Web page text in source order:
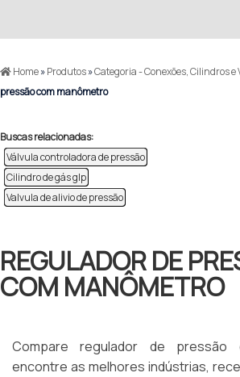
Home»Produtos»Categoria - Conexões, Cilindros e
pressão com manômetro
Buscas relacionadas:
Válvula controladora de pressão
Cilindro de gás glp
Valvula de alivio de pressão
REGULADOR DE
COM MANÔMETRO
Compare regulador de pressão
encontre as melhores indústrias,